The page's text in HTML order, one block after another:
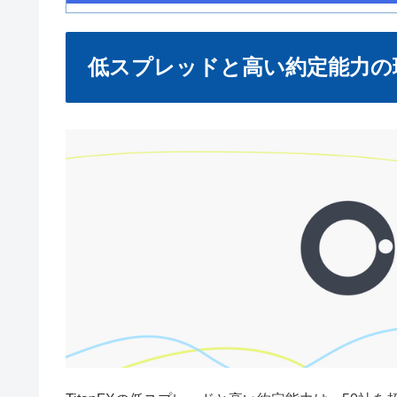
低スプレッドと高い約定能力の